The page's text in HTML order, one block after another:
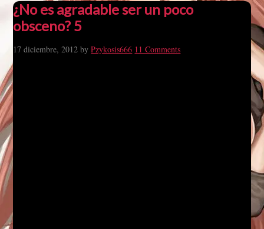
¿No es agradable ser un poco
obsceno? 5
17 diciembre, 2012 byPzykosis666 11 Comments